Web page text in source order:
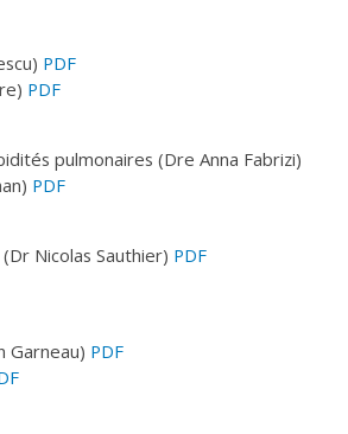
PDF
PDF
pulmonaires (Dre Anna Fabrizi)
PDF
Nicolas Sauthier) PDF
Garneau) PDF